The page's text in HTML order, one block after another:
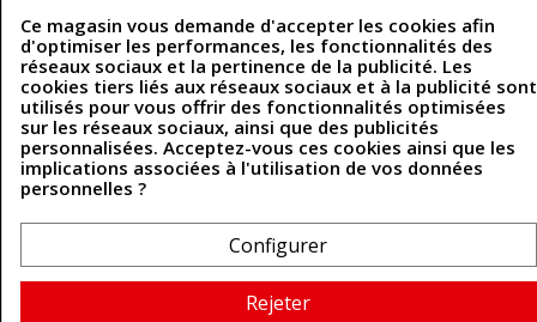
Politique de confidentialité
Politique des cookies
Contactez-nous
Coordonnées
493 Chemin de Catougnac
contact@cuirenstock.com
Ce magasin vous demande d'accepter les cookies afin
d'optimiser les performances, les fonctionnalités des
réseaux sociaux et la pertinence de la publicité. Les
cookies tiers liés aux réseaux sociaux et à la publicité sont
utilisés pour vous offrir des fonctionnalités optimisées
sur les réseaux sociaux, ainsi que des publicités
personnalisées. Acceptez-vous ces cookies ainsi que les
implications associées à l'utilisation de vos données
personnelles ?
Configurer
Rejeter